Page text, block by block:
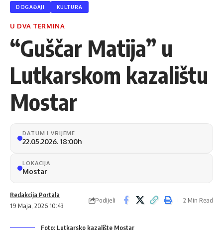
DOGAĐAJI KULTURA
U DVA TERMINA
“Guščar Matija” u
Lutkarskom kazalištu
Mostar
DATUM I VRIJEME
22.05.2026. 18:00h
LOKACIJA
Mostar
19 Maja, 2026 10:43
Redakcija Portala
Podijeli 2 Min Read
Foto: Lutkarsko kazalište Mostar